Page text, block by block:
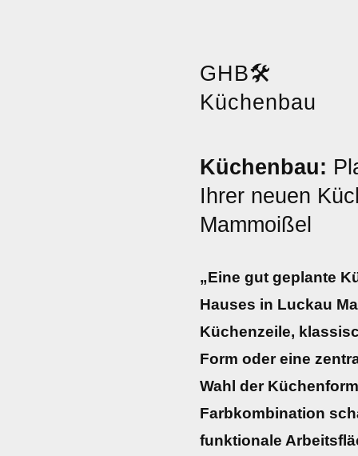
GHB🛠️
Küchenbau
Küchenbau:
Ihrer neuen
Mammoißel
„Eine gut geplante
Hauses in Luckau
Küchenzeile,
Form oder eine
Wahl der
Farbkombination
funktionale